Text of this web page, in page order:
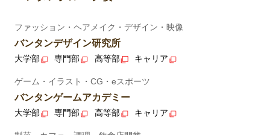
ファッション・ヘアメイク・デザイン・映像
バンタンデザイン研究所
大学部 専門部 高等部 キャリア
ゲーム・イラスト・CG・eスポーツ
バンタンゲームアカデミー
大学部 専門部 高等部 キャリア